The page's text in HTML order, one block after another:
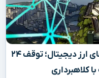
قوانین جدید برزیل برای تراکنش‌های ارز دیجیتال؛ توقف ۲۴
کلاهبرداری